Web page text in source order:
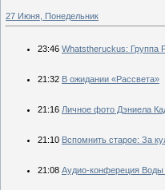
27 Июня, Понедельник
23:46 Whatstheruckus: Группа
21:32 В ожидании «Рассвета»
21:16 Личное фото Дэниела
21:10 Вспомнить старое: За
21:08 Аудио-конфереция